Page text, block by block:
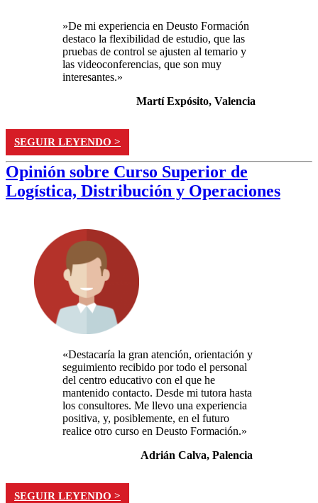
»De mi experiencia en Deusto Formación
destaco la flexibilidad de estudio, que las
pruebas de control se ajusten al temario y
las videoconferencias, que son muy
interesantes.»
Martí Expósito, Valencia
SEGUIR LEYENDO >
Opinión sobre Curso Superior de
Logística, Distribución y Operaciones
«Destacaría la gran atención, orientación y
seguimiento recibido por todo el personal
del centro educativo con el que he
mantenido contacto. Desde mi tutora hasta
los consultores. Me llevo una experiencia
positiva, y, posiblemente, en el futuro
realice otro curso en Deusto Formación.»
Adrián Calva, Palencia
SEGUIR LEYENDO >